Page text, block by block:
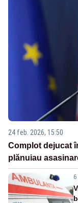
24 feb. 2026, 15:50
Complot dejucat
plănuiau
6